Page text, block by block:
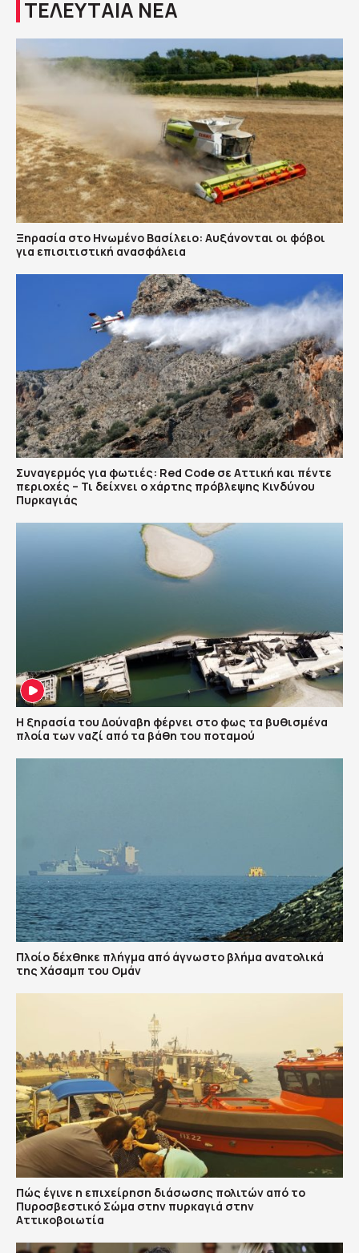
ΤΕΛΕΥΤΑΙΑ ΝΕΑ
Ξηρασία στο Ηνωμένο Βασίλειο: Αυξάνονται οι φόβοι
για επισιτιστική ανασφάλεια
Συναγερμός για φωτιές: Red Code σε Αττική και πέντε
περιοχές – Τι δείχνει ο χάρτης πρόβλεψης Κινδύνου
Πυρκαγιάς
Η ξηρασία του Δούναβη φέρνει στο φως τα βυθισμένα
πλοία των ναζί από τα βάθη του ποταμού
Πλοίο δέχθηκε πλήγμα από άγνωστο βλήμα ανατολικά
της Χάσαμπ του Ομάν
Πώς έγινε η επιχείρηση διάσωσης πολιτών από το
Πυροσβεστικό Σώμα στην πυρκαγιά στην
Αττικοβοιωτία